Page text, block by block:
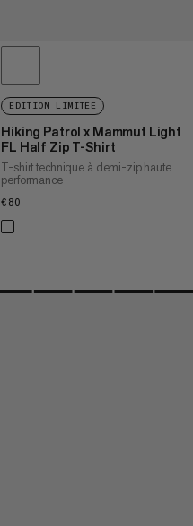
ÉDITION LIMITÉE
Hiking Patrol x Mammut Light
FL Half Zip T-Shirt
T-shirt technique à demi-zip haute
performance
€80